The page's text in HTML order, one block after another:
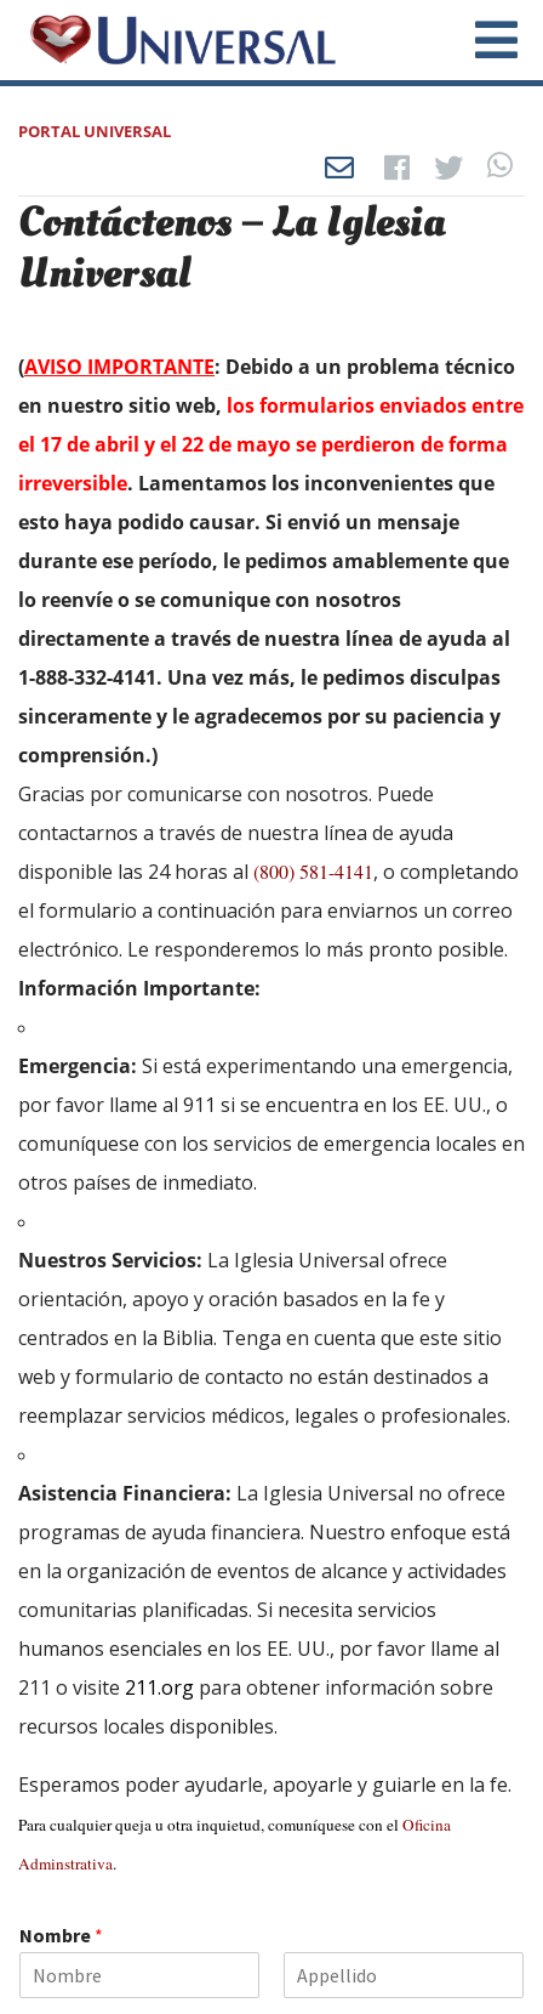
PORTAL UNIVERSAL
Contáctenos – La Iglesia
Universal
(AVISO IMPORTANTE: Debido a un problema técnico
en nuestro sitio web, los formularios enviados entre
el 17 de abril y el 22 de mayo se perdieron de forma
irreversible. Lamentamos los inconvenientes que
esto haya podido causar. Si envió un mensaje
durante ese período, le pedimos amablemente que
lo reenvíe o se comunique con nosotros
directamente a través de nuestra línea de ayuda al
1-888-332-4141. Una vez más, le pedimos disculpas
sinceramente y le agradecemos por su paciencia y
comprensión.)
Gracias por comunicarse con nosotros. Puede
contactarnos a través de nuestra línea de ayuda
disponible las 24 horas al (800) 581-4141, o completando
el formulario a continuación para enviarnos un correo
electrónico. Le responderemos lo más pronto posible.
Información Importante:
Emergencia: Si está experimentando una emergencia,
por favor llame al 911 si se encuentra en los EE. UU., o
comuníquese con los servicios de emergencia locales en
otros países de inmediato.
Nuestros Servicios: La Iglesia Universal ofrece
orientación, apoyo y oración basados en la fe y
centrados en la Biblia. Tenga en cuenta que este sitio
web y formulario de contacto no están destinados a
reemplazar servicios médicos, legales o profesionales.
Asistencia Financiera: La Iglesia Universal no ofrece
programas de ayuda financiera. Nuestro enfoque está
en la organización de eventos de alcance y actividades
comunitarias planificadas. Si necesita servicios
humanos esenciales en los EE. UU., por favor llame al
211 o visite 211.org para obtener información sobre
recursos locales disponibles.
Esperamos poder ayudarle, apoyarle y guiarle en la fe.
Para cualquier queja u otra inquietud, comuníquese con elOficina
Adminstrativa.
Nombre *